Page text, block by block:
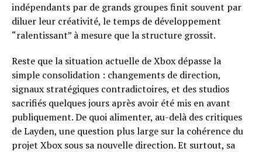
indépendants par de grands groupes finit souvent par
diluer leur créativité, le temps de développement
“ralentissant” à mesure que la structure grossit.
Reste que la situation actuelle de Xbox dépasse la
simple consolidation : changements de direction,
signaux stratégiques contradictoires, et des studios
sacrifiés quelques jours après avoir été mis en avant
publiquement. De quoi alimenter, au-delà des critiques
de Layden, une question plus large sur la cohérence du
projet Xbox sous sa nouvelle direction. Et surtout, sa